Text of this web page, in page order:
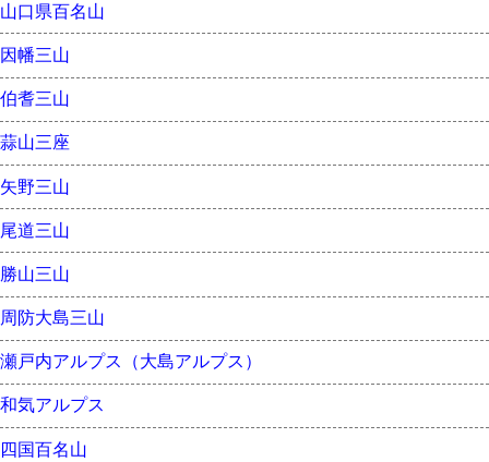
山口県百名山
因幡三山
伯耆三山
蒜山三座
矢野三山
尾道三山
勝山三山
周防大島三山
瀬戸内アルプス（大島アルプス）
和気アルプス
四国百名山